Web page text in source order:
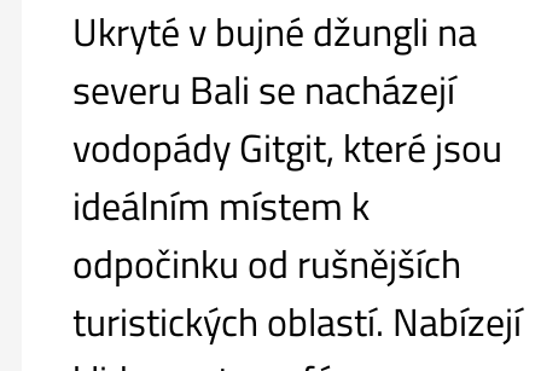
Ukryté v bujné džungli na
severu Bali se nacházejí
vodopády Gitgit, které jsou
ideálním místem k
odpočinku od rušnějších
turistických oblastí. Nabízejí